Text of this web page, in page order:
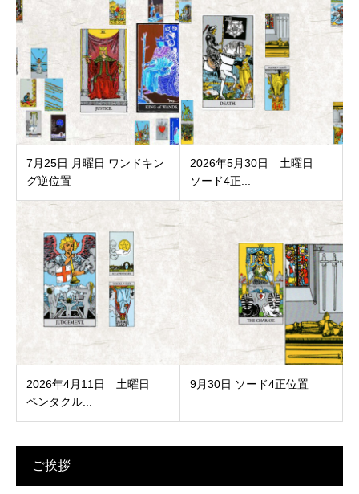
7月25日 月曜日 ワンドキン
グ逆位置
2026年5月30日 土曜日
ソード4正...
2026年4月11日 土曜日
ペンタクル...
9月30日 ソード4正位置
ご挨拶